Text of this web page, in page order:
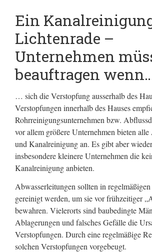
Ein
Lichtenrade –
Unternehmen
beauftragen
… sich die Verstopfung ausserhalb des
Verstopfungen innerhalb des Hauses
Rohrreinigungsunternehmen bzw.
vor allem größere Unternehmen bieten
und Kanalreinigung an. Es gibt aber
insbesondere kleinere Unternehmen die
Kanalreinigung anbieten.
Abwasserleitungen sollten in
gereinigt werden, um sie vor frühzeitiger
bewahren. Vielerorts sind baubedingte
Ablagerungen und falsches Gefälle die
Verstopfungen. Durch eine regelmäßige
solchen Verstopfungen vorgebeugt.